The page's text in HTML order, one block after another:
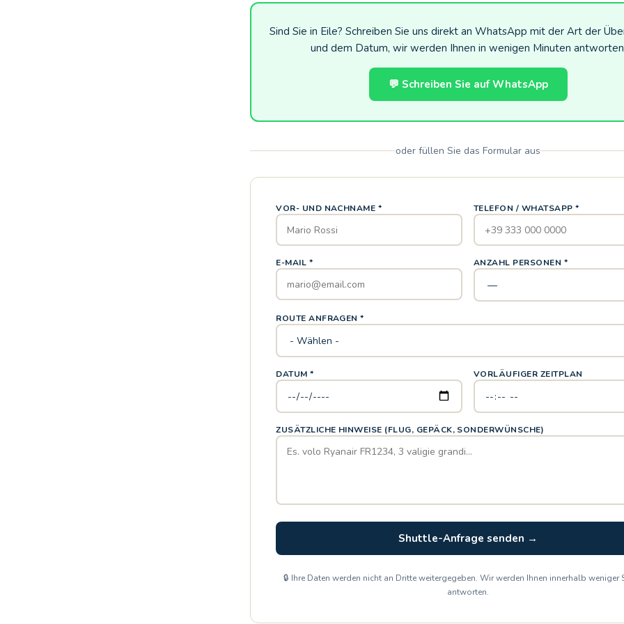
Sind Sie in Eile? Schreiben Sie uns direkt an WhatsApp mit der Art der
und dem Datum, wir werden Ihnen in wenigen Minuten
💬 Schreiben Sie auf WhatsApp
oder füllen Sie das Formular aus
VOR- UND NACHNAME * TELEFON / WHATSAPP *
E-MAIL * ANZAHL PERSONEN *
ROUTE ANFRAGEN *
DATUM * VORLÄUFIGER ZEITPLAN
ZUSÄTZLICHE HINWEISE (FLUG, GEPÄCK, SONDERWÜNSCHE)
Shuttle-Anfrage senden →
🔒 Ihre Daten werden nicht an Dritte weitergegeben. Wir werden Ihnen innerhalb weniger
antworten.